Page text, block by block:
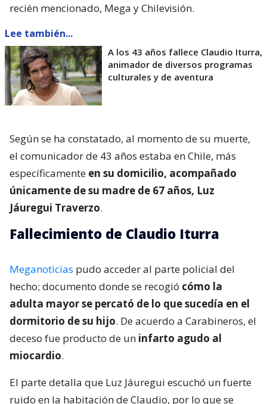
recién mencionado, Mega y Chilevisión.
Lee también...
A los 43 años fallece Claudio Iturra,
animador de diversos programas
culturales y de aventura
Según se ha constatado, al momento de su muerte,
el comunicador de 43 años estaba en Chile, más
específicamente en su domicilio, acompañado
únicamente de su madre de 67 años, Luz
Jáuregui Traverzo.
Fallecimiento de Claudio Iturra
Meganoticias pudo acceder al parte policial del
hecho; documento donde se recogió cómo la
adulta mayor se percató de lo que sucedía en el
dormitorio de su hijo. De acuerdo a Carabineros, el
deceso fue producto de un infarto agudo al
miocardio.
El parte detalla que Luz Jáuregui escuchó un fuerte
ruido en la habitación de Claudio, por lo que se